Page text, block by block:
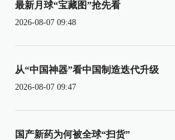
最新月球“宝藏图”抢先看
2026-08-07 09:48
从“中国神器”看中国制造迭代升级
2026-08-07 09:47
国产新药为何被全球“扫货”